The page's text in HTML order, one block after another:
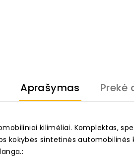
Aprašymas Prekė
kilimėliai. Komplektas,
kokybės sintetinės